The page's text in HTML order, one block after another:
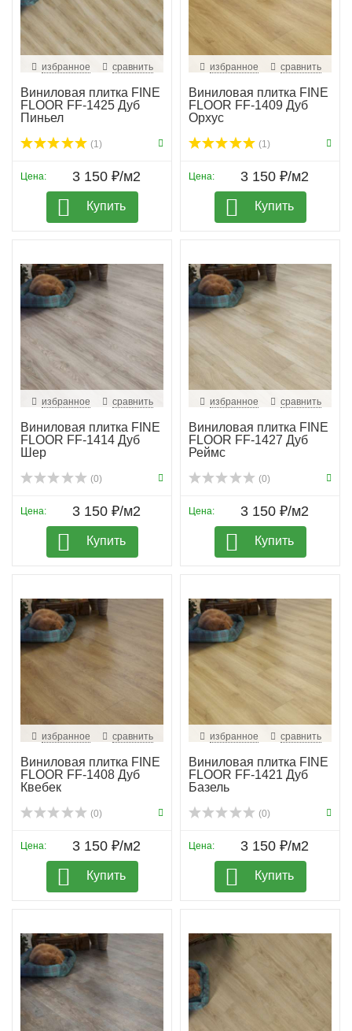
избранное сравнить
Виниловая плитка FINE
FLOOR FF-1425 Дуб
Пиньел
(1)
Цена: 3 150 ₽/м2
Купить
избранное сравнить
Виниловая плитка FINE
FLOOR FF-1409 Дуб
Орхус
(1)
Цена: 3 150 ₽/м2
Купить
избранное сравнить
Виниловая плитка FINE
FLOOR FF-1414 Дуб
Шер
(0)
Цена: 3 150 ₽/м2
Купить
избранное сравнить
Виниловая плитка FINE
FLOOR FF-1427 Дуб
Реймс
(0)
Цена: 3 150 ₽/м2
Купить
избранное сравнить
Виниловая плитка FINE
FLOOR FF-1408 Дуб
Квебек
(0)
Цена: 3 150 ₽/м2
Купить
избранное сравнить
Виниловая плитка FINE
FLOOR FF-1421 Дуб
Базель
(0)
Цена: 3 150 ₽/м2
Купить